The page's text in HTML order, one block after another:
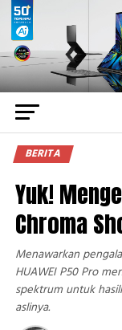
BERITA
Yuk!
Chroma
Menawarkan
HUAWEI P50 Pro
spektrum untuk
aslinya.